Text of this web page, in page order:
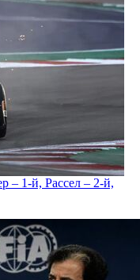
– 1-й, Рассел – 2-й,